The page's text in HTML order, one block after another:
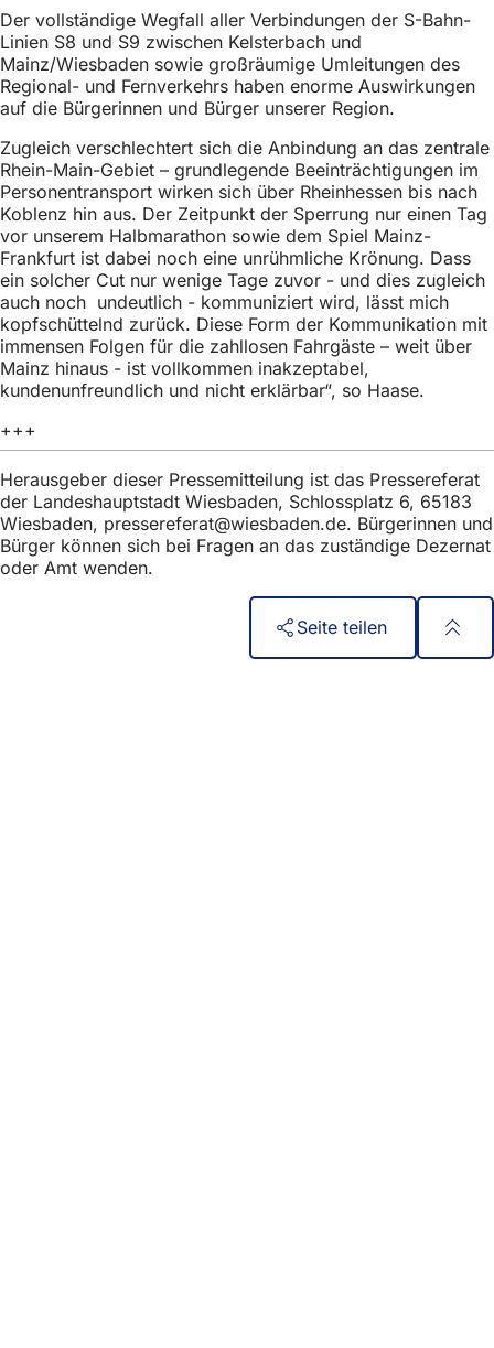
Der vollständige Wegfall aller Verbindungen der S-Bahn-
Linien S8 und S9 zwischen Kelsterbach und
Mainz/Wiesbaden sowie großräumige Umleitungen des
Regional- und Fernverkehrs haben enorme Auswirkungen
auf die Bürgerinnen und Bürger unserer Region.
Zugleich verschlechtert sich die Anbindung an das zentrale
Rhein-Main-Gebiet – grundlegende Beeinträchtigungen im
Personentransport wirken sich über Rheinhessen bis nach
Koblenz hin aus. Der Zeitpunkt der Sperrung nur einen Tag
vor unserem Halbmarathon sowie dem Spiel Mainz-
Frankfurt ist dabei noch eine unrühmliche Krönung. Dass
ein solcher Cut nur wenige Tage zuvor - und dies zugleich
auch noch undeutlich - kommuniziert wird, lässt mich
kopfschüttelnd zurück. Diese Form der Kommunikation mit
immensen Folgen für die zahllosen Fahrgäste – weit über
Mainz hinaus - ist vollkommen inakzeptabel,
kundenunfreundlich und nicht erklärbar“, so Haase.
+++
Herausgeber dieser Pressemitteilung ist das Pressereferat
der Landeshauptstadt Wiesbaden, Schlossplatz 6, 65183
Wiesbaden, pressereferat wiesbaden de. Bürgerinnen und
Bürger können sich bei Fragen an das zuständige Dezernat
oder Amt wenden.
Seite teilen